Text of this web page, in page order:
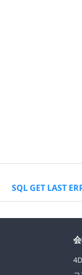
SQL GET LAST